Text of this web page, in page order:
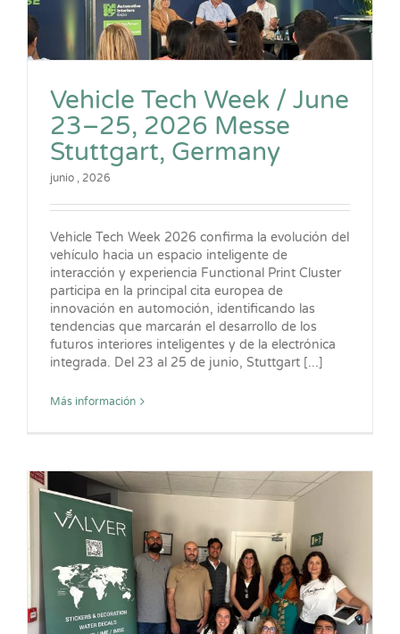
Vehicle Tech Week / June
23–25, 2026 Messe
Stuttgart, Germany
junio , 2026
Vehicle Tech Week 2026 confirma la evolución del
vehículo hacia un espacio inteligente de
interacción y experiencia Functional Print Cluster
participa en la principal cita europea de
innovación en automoción, identificando las
tendencias que marcarán el desarrollo de los
futuros interiores inteligentes y de la electrónica
integrada. Del 23 al 25 de junio, Stuttgart [...]
Más información